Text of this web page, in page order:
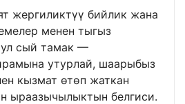
жергиликтүү бийлик жана
менен тыгыз
сый тамак —
утурлай, шаарыбыз
кызмат өтөп жаткан
ыраазычылыктын белгиси.